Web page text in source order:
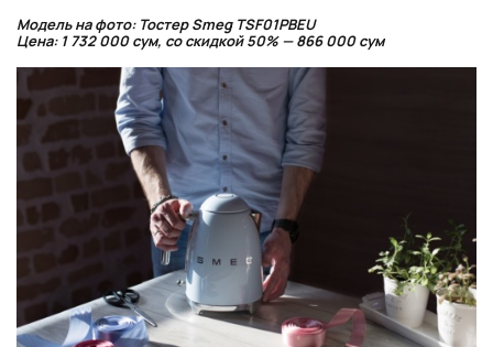
Модель на фото: Тостер Smeg TSF01PBEU
Цена: 1 732 000 сум, со скидкой 50% — 866 000 сум